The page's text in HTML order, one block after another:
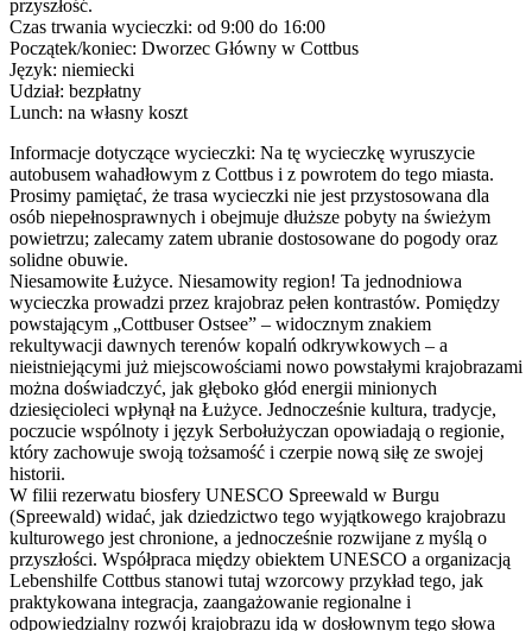
przyszłość.
Czas trwania wycieczki: od 9:00 do 16:00
Początek/koniec: Dworzec Główny w Cottbus
Język: niemiecki
Udział: bezpłatny
Lunch: na własny koszt
Informacje dotyczące wycieczki: Na tę wycieczkę wyruszycie
autobusem wahadłowym z Cottbus i z powrotem do tego miasta.
Prosimy pamiętać, że trasa wycieczki nie jest przystosowana dla
osób niepełnosprawnych i obejmuje dłuższe pobyty na świeżym
powietrzu; zalecamy zatem ubranie dostosowane do pogody oraz
solidne obuwie.
Niesamowite Łużyce. Niesamowity region! Ta jednodniowa
wycieczka prowadzi przez krajobraz pełen kontrastów. Pomiędzy
powstającym „Cottbuser Ostsee” – widocznym znakiem
rekultywacji dawnych terenów kopalń odkrywkowych – a
nieistniejącymi już miejscowościami nowo powstałymi krajobrazami
można doświadczyć, jak głęboko głód energii minionych
dziesięcioleci wpłynął na Łużyce. Jednocześnie kultura, tradycje,
poczucie wspólnoty i język Serbołużyczan opowiadają o regionie,
który zachowuje swoją tożsamość i czerpie nową siłę ze swojej
historii.
W filii rezerwatu biosfery UNESCO Spreewald w Burgu
(Spreewald) widać, jak dziedzictwo tego wyjątkowego krajobrazu
kulturowego jest chronione, a jednocześnie rozwijane z myślą o
przyszłości. Współpraca między obiektem UNESCO a organizacją
Lebenshilfe Cottbus stanowi tutaj wzorcowy przykład tego, jak
praktykowana integracja, zaangażowanie regionalne i
odpowiedzialny rozwój krajobrazu idą w dosłownym tego słowa